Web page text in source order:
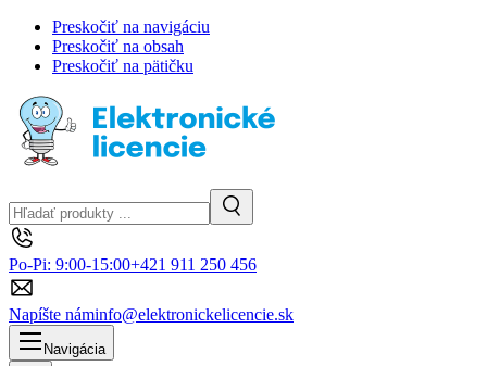
Preskočiť na navigáciu
Preskočiť na obsah
Preskočiť na pätičku
Po-Pi: 9:00-15:00+421 911 250 456
Napíšte náminfo@elektronickelicencie.sk
Navigácia